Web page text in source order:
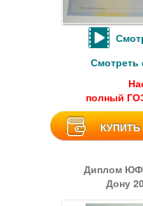
Смотреть
полный
КУПИТЬ
Диплом
Дону